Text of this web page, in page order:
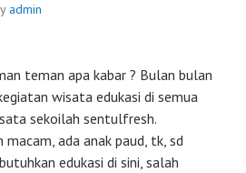
admin
teman apa kabar ? Bulan bulan
wisata edukasi di semua
sekoilah sentulfresh.
macam, ada anak paud, tk, sd
edukasi di sini, salah